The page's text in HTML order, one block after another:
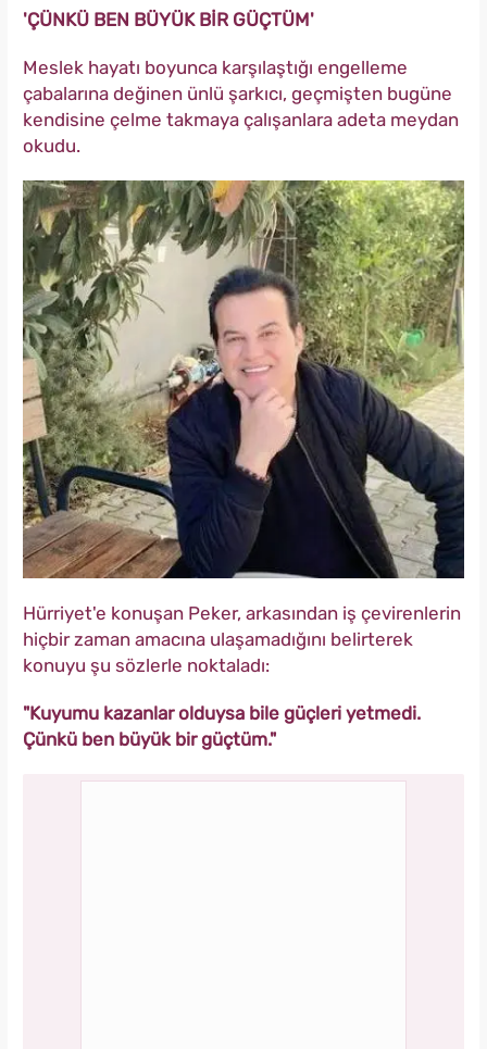
'ÇÜNKÜ BEN BÜYÜK BİR GÜÇTÜM'
Meslek hayatı boyunca karşılaştığı engelleme
çabalarına değinen ünlü şarkıcı, geçmişten bugüne
kendisine çelme takmaya çalışanlara adeta meydan
okudu.
Hürriyet'e konuşan Peker, arkasından iş çevirenlerin
hiçbir zaman amacına ulaşamadığını belirterek
konuyu şu sözlerle noktaladı:
"Kuyumu kazanlar olduysa bile güçleri yetmedi.
Çünkü ben büyük bir güçtüm."